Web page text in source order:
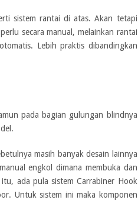
sistem rantai di atas. Akan tetapi
secara manual, melainkan rantai
Lebih praktis dibandingkan
pada bagian gulungan blindnya
masih banyak desain lainnya
engkol dimana membuka dan
ada pula sistem Carrabiner Hook
Untuk sistem ini maka komponen